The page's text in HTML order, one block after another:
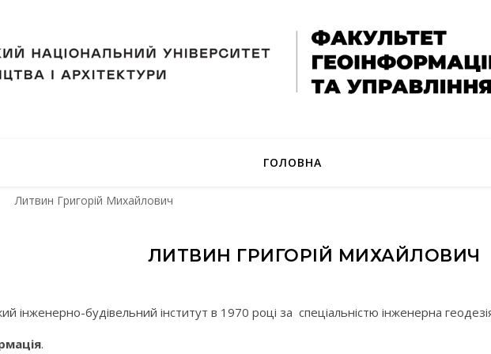
ГОЛОВНА
Литвин Григорій Михайлович
ЛИТВИН ГРИГОРІЙ МИХАЙЛОВИЧ
інженерно-будівельний інститут в 1970 році за спеціальністю інженерна
.